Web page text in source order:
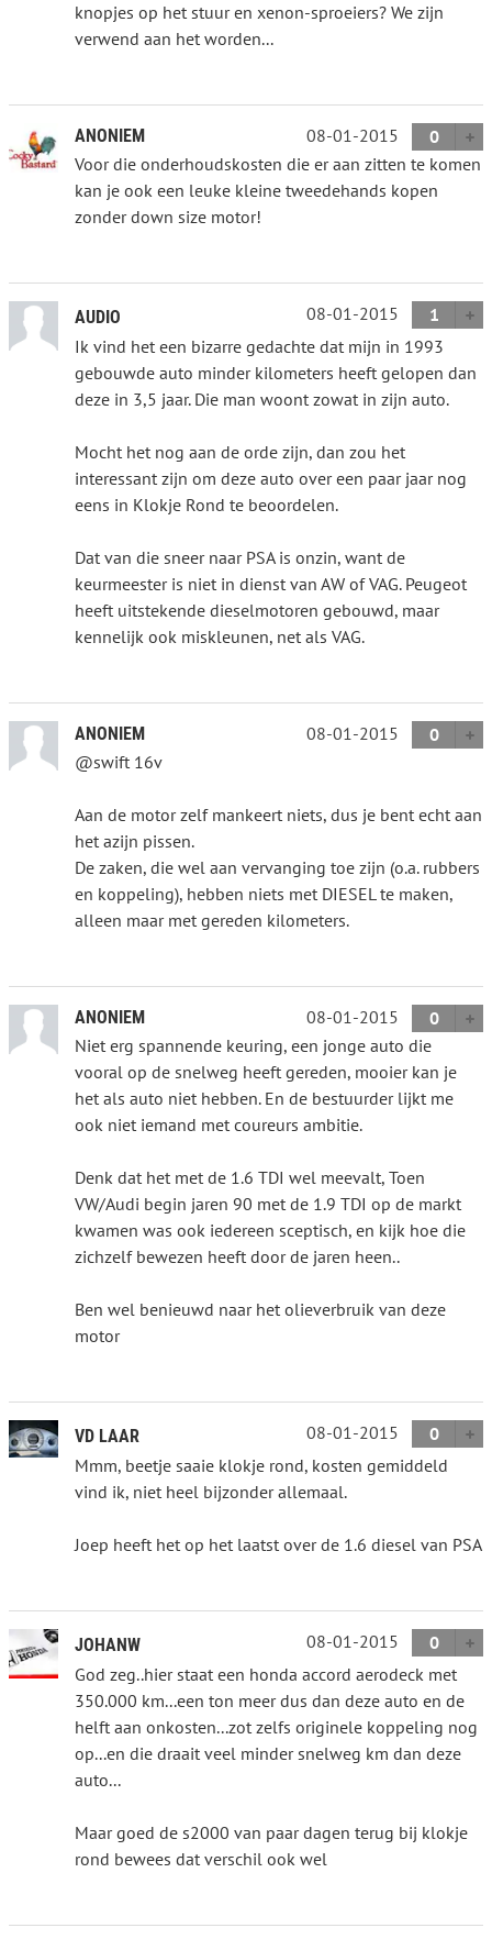
knopjes op het stuur en xenon-sproeiers? We zijn
verwend aan het worden...
ANONIEM 08-01-2015
0
Voor die onderhoudskosten die er aan zitten te komen
kan je ook een leuke kleine tweedehands kopen
zonder down size motor!
AUDIO 08-01-2015
1
Ik vind het een bizarre gedachte dat mijn in 1993
gebouwde auto minder kilometers heeft gelopen dan
deze in 3,5 jaar. Die man woont zowat in zijn auto.
Mocht het nog aan de orde zijn, dan zou het
interessant zijn om deze auto over een paar jaar nog
eens in Klokje Rond te beoordelen.
Dat van die sneer naar PSA is onzin, want de
keurmeester is niet in dienst van AW of VAG. Peugeot
heeft uitstekende dieselmotoren gebouwd, maar
kennelijk ook miskleunen, net als VAG.
ANONIEM 08-01-2015
0
@swift 16v
Aan de motor zelf mankeert niets, dus je bent echt aan
het azijn pissen.
De zaken, die wel aan vervanging toe zijn (o.a. rubbers
en koppeling), hebben niets met DIESEL te maken,
alleen maar met gereden kilometers.
ANONIEM 08-01-2015
0
Niet erg spannende keuring, een jonge auto die
vooral op de snelweg heeft gereden, mooier kan je
het als auto niet hebben. En de bestuurder lijkt me
ook niet iemand met coureurs ambitie.
Denk dat het met de 1.6 TDI wel meevalt, Toen
VW/Audi begin jaren 90 met de 1.9 TDI op de markt
kwamen was ook iedereen sceptisch, en kijk hoe die
zichzelf bewezen heeft door de jaren heen..
Ben wel benieuwd naar het olieverbruik van deze
motor
VD LAAR 08-01-2015
0
Mmm, beetje saaie klokje rond, kosten gemiddeld
vind ik, niet heel bijzonder allemaal.
Joep heeft het op het laatst over de 1.6 diesel van PSA
JOHANW 08-01-2015
0
God zeg..hier staat een honda accord aerodeck met
350.000 km...een ton meer dus dan deze auto en de
helft aan onkosten...zot zelfs originele koppeling nog
op...en die draait veel minder snelweg km dan deze
auto...
Maar goed de s2000 van paar dagen terug bij klokje
rond bewees dat verschil ook wel